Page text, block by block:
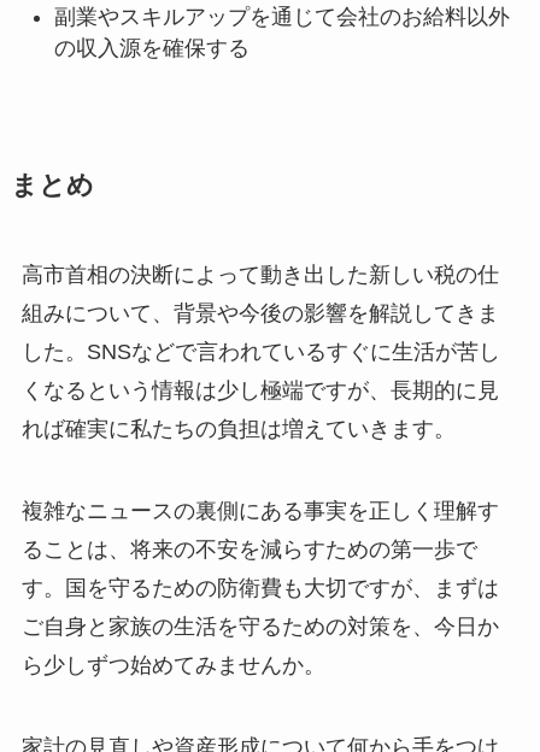
副業やスキルアップを通じて会社のお給料以外
の収入源を確保する
まとめ
高市首相の決断によって動き出した新しい税の仕
組みについて、背景や今後の影響を解説してきま
した。SNSなどで言われているすぐに生活が苦し
くなるという情報は少し極端ですが、長期的に見
れば確実に私たちの負担は増えていきます。
複雑なニュースの裏側にある事実を正しく理解す
ることは、将来の不安を減らすための第一歩で
す。国を守るための防衛費も大切ですが、まずは
ご自身と家族の生活を守るための対策を、今日か
ら少しずつ始めてみませんか。
家計の見直しや資産形成について何から手をつけ